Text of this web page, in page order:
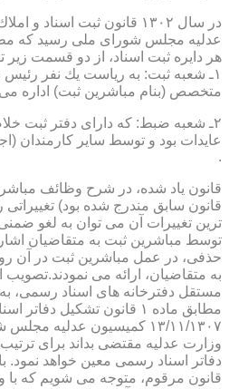
در سال ۱۳۰۲ قانون ثبت
هر دایره ثبت اسناد، از دو قسمت
۱ـ شعبه ثبت: به ریاست یك نفر
متخصص (بنام مباشرین ثبت) اداره
۲ـ شعبه ضبط: كه دارای دفتر ثبت
عایدات بود و توسط سایر كارمندان
.
قانون سابق مندرج شده بود)
ترین تغییرات آن می توان به لغو
توسط مباشرین ثبت به متقاضیان
حذفی، در عمل مباشرین ثبت در آن
به متقاضیان، ارائه می
مطابق ماده ۱ قانون تشكیل
۱۳/۱۱/۱۳۰۷ كمیسیون عدلیه
وزارت عدلیه مقتضی بداند برای
دفاتر اسناد رسمی معین خواهد نمود.
قانون مرقوم، متوجه می شویم كه با